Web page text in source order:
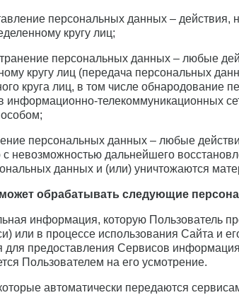
персональных данных –
кругу лиц;
персональных данных – любые
кругу лиц (передача персональных
круга лиц, в том числе
информационно-телекоммуникационных
персональных данных – любые
с невозможностью дальнейшего
данных и (или) уничтожаются
обрабатывать следующие
информация, которую Пользователь
или в процессе использования Сайта и
для предоставления Сервисов
Пользователем на его усмотрение.
автоматически передаются